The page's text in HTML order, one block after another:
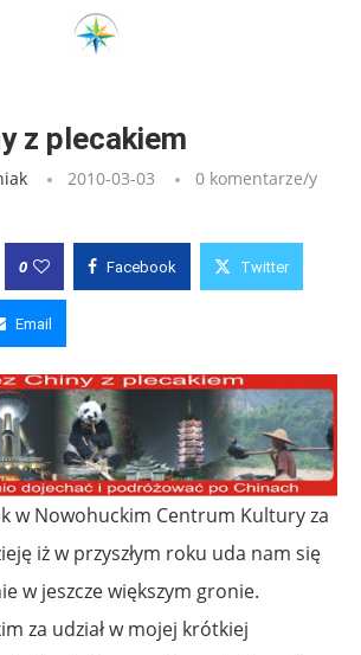
Przez Chiny z plecakiem
z plecakiem
2010-03-03
0 komentarze/y
0 Facebook Twitter
Email
w Nowohuckim Centrum Kultury za
iż w przyszłym roku uda nam się
w jeszcze większym gronie.
za udział w mojej krótkiej